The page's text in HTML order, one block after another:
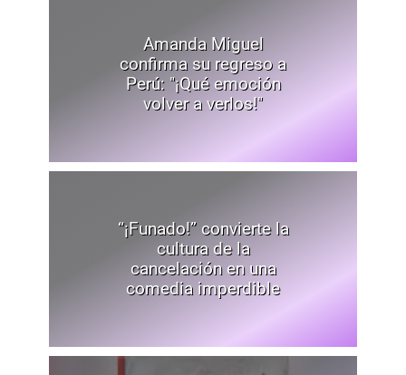
Amanda Miguel
confirma su regreso a
Perú: "¡Qué emoción
volver a verlos!"
“¡Funado!” convierte la
cultura de la
cancelación en una
comedia imperdible